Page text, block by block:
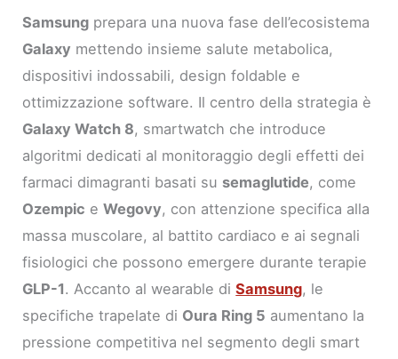
Samsung prepara una nuova fase dell’ecosistema
Galaxy mettendo insieme salute metabolica,
dispositivi indossabili, design foldable e
ottimizzazione software. Il centro della strategia è
Galaxy Watch 8, smartwatch che introduce
algoritmi dedicati al monitoraggio degli effetti dei
farmaci dimagranti basati su semaglutide, come
Ozempic eWegovy, con attenzione specifica alla
massa muscolare, al battito cardiaco e ai segnali
fisiologici che possono emergere durante terapie
GLP-1. Accanto al wearable diSamsung, le
specifiche trapelate di Oura Ring 5 aumentano la
pressione competitiva nel segmento degli smart